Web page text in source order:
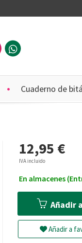
Cuaderno de
12,95 €
IVA incluido
En almacenes
Añadir
Añadir a